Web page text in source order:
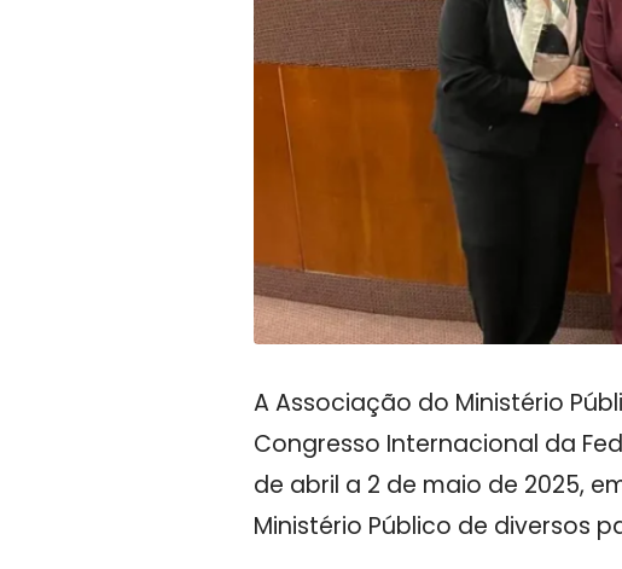
A Associação do Ministério
Congresso Internacional da
de abril a 2 de maio de 2025,
Ministério Público de diversos